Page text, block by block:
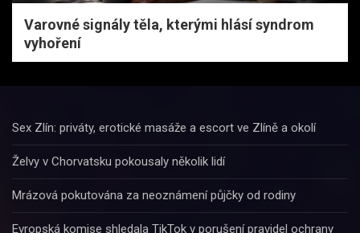
Varovné signály těla, kterými hlásí syndrom
vyhoření
Sex Zlín: priváty, erotické masáže a escort ve Zlíně a okolí
Želvy v Chorvatsku pokousaly několik lidí
Mrázová pokutována za neoznámení půjčky od rodiny
Evropská komise shledala TikTok v porušení pravidel ochrany